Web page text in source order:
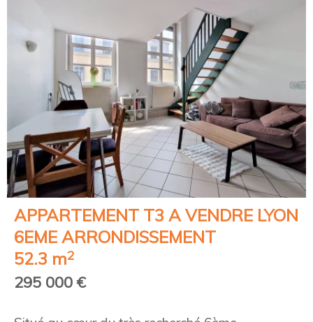
APPARTEMENT T3 A VENDRE LYON
6EME ARRONDISSEMENT
52.3 m2
295 000 €